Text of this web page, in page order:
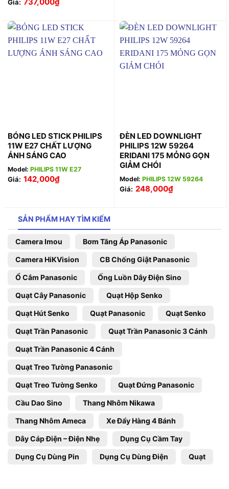
Giá:
BÓNG LED STICK PHILIPS
11W E27 CHẤT LƯỢNG
ÁNH SÁNG CAO
Model: PHILIPS 11W E27
Giá: 142,000₫
ĐÈN LED DOWNLIGHT
PHILIPS 12W 59264
ERIDANI 175 MỎNG GỌN
GIẢM CHÓI
Model: PHILIPS 12W 59264
Giá: 248,000₫
SẢN PHẨM HAY TÌM KIẾM
Camera Imou Bơm Tăng Áp Panasonic
Camera HiKVision CB Chống Giật Panasonic
Ổ Cắm Panasonic Ống Luồn Dây Điện Sino
Quạt Cây Panasonic Quạt Hộp Senko
Quạt Hút Senko Quạt Panasonic Quạt Senko
Quạt Trần Panasonic Quạt Trần Panasonic 3 Cánh
Quạt Trần Panasonic 4 Cánh
Quạt Treo Tường Panasonic
Quạt Treo Tường Senko Quạt Đứng Panasonic
Cầu Dao Sino Thang Nhôm Nikawa
Thang Nhôm Ameca Xe Đẩy Hàng 4 Bánh
Dây Cáp Điện – Điện Nhẹ Dụng Cụ Cầm Tay
Dụng Cụ Dùng Pin Dụng Cụ Dùng Điện Quạt